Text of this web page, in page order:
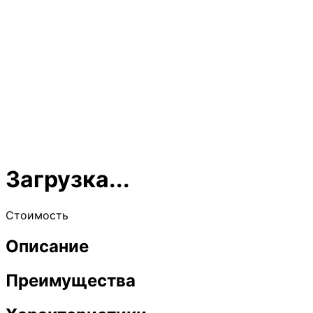
Загрузка...
Стоимость
Описание
Преимущества